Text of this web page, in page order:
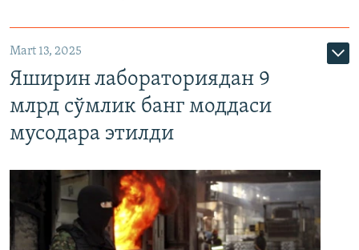
Mart 13, 2025
Яширин лабораториядан 9
млрд сўмлик банг моддаси
мусодара этилди